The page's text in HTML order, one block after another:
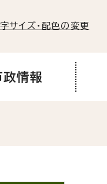
サイズ・配色の変更
政情報